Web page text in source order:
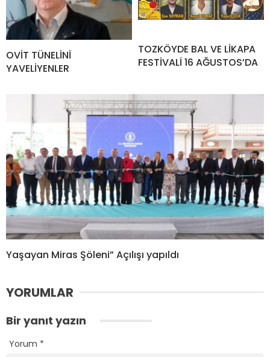
OVİT TÜNELİNİ
YAVELİYENLER
TOZKÖYDE BAL VE LİKAPA
FESTİVALİ 16 AĞUSTOS’DA
Yaşayan Miras Şöleni” Açılışı yapıldı
YORUMLAR
Bir yanıt yazın
Yorum *